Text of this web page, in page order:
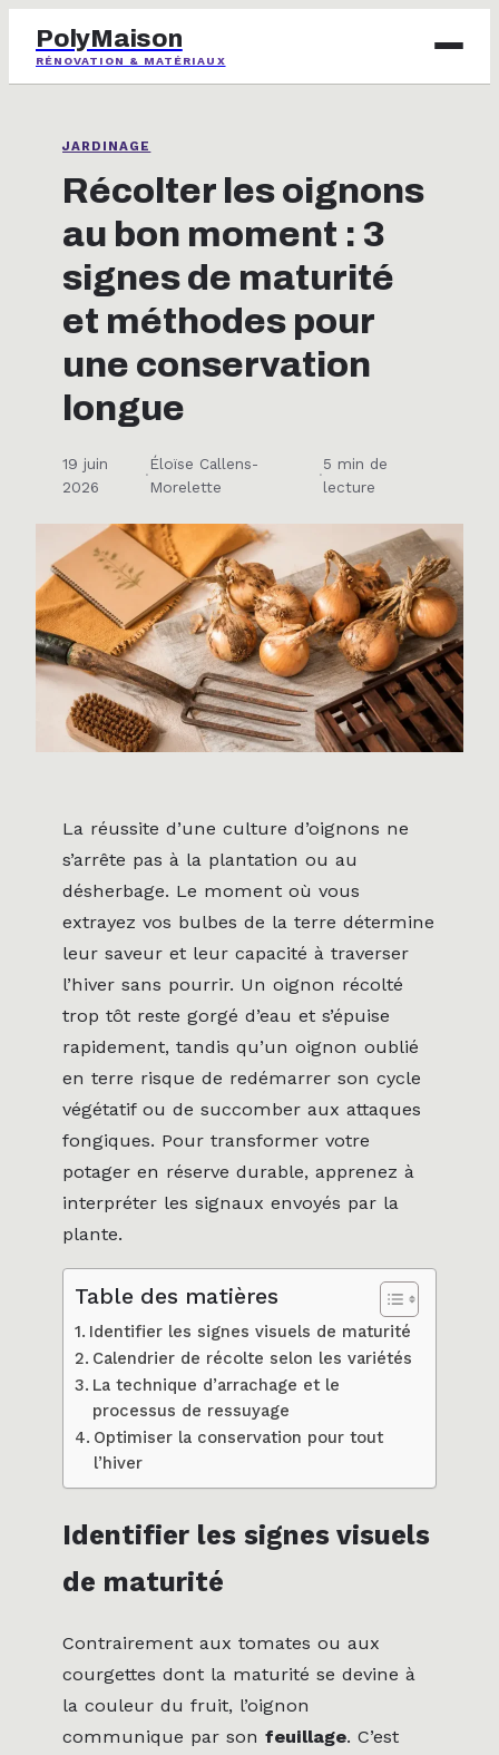
PolyMaison
RÉNOVATION & MATÉRIAUX
IMMOBILIER
JARDINAGE
MAISON & DÉCO
JARDINAGE
Récolter les oignons
au bon moment : 3
signes de maturité
et méthodes pour
une conservation
longue
19 juin
2026
·
Éloïse Callens-
Morelette
·
5 min de
lecture
La réussite d’une culture d’oignons ne
s’arrête pas à la plantation ou au
désherbage. Le moment où vous
extrayez vos bulbes de la terre détermine
leur saveur et leur capacité à traverser
l’hiver sans pourrir. Un oignon récolté
trop tôt reste gorgé d’eau et s’épuise
rapidement, tandis qu’un oignon oublié
en terre risque de redémarrer son cycle
végétatif ou de succomber aux attaques
fongiques. Pour transformer votre
potager en réserve durable, apprenez à
interpréter les signaux envoyés par la
plante.
Table des matières
Identifier les signes visuels de maturité
Calendrier de récolte selon les variétés
La technique d’arrachage et le
processus de ressuyage
Optimiser la conservation pour tout
l’hiver
Identifier les signes visuels
de maturité
Contrairement aux tomates ou aux
courgettes dont la maturité se devine à
la couleur du fruit, l’oignon
communique par son feuillage. C’est